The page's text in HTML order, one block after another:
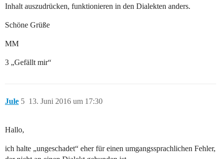
Inhalt auszudrücken, funktionieren in den Dialekten anders.
Schöne Grüße
MM
3 „Gefällt mir“
Jule 13. Juni 2016 um 17:30
5
Hallo,
ich halte „ungeschadet“ eher für einen umgangssprachlichen Fehler,